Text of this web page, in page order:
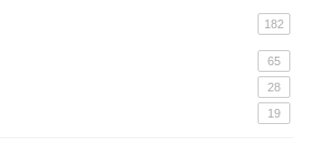
182
65
28
19